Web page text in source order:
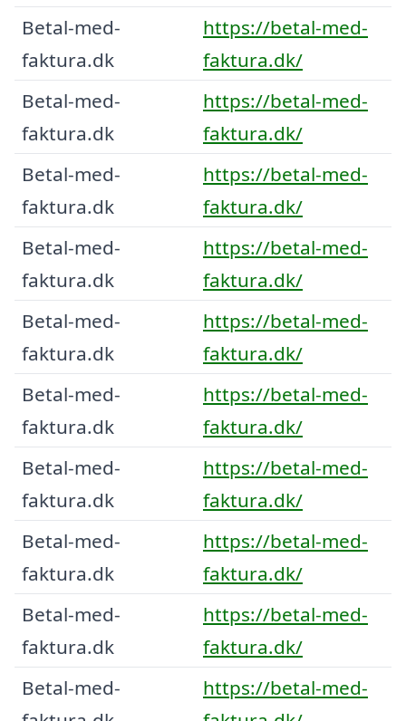
Betal-med-
faktura.dk
https://betal-med-
faktura.dk/
Betal-med-
faktura.dk
https://betal-med-
faktura.dk/
Betal-med-
faktura.dk
https://betal-med-
faktura.dk/
Betal-med-
faktura.dk
https://betal-med-
faktura.dk/
Betal-med-
faktura.dk
https://betal-med-
faktura.dk/
Betal-med-
faktura.dk
https://betal-med-
faktura.dk/
Betal-med-
faktura.dk
https://betal-med-
faktura.dk/
Betal-med-
faktura.dk
https://betal-med-
faktura.dk/
Betal-med-
faktura.dk
https://betal-med-
faktura.dk/
Betal-med-
https://betal-med-